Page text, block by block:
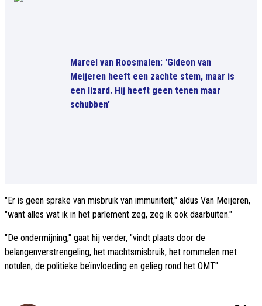
Marcel van Roosmalen: 'Gideon van
Meijeren heeft een zachte stem, maar is
een lizard. Hij heeft geen tenen maar
schubben'
"Er is geen sprake van misbruik van immuniteit," aldus Van Meijeren,
"want alles wat ik in het parlement zeg, zeg ik ook daarbuiten."
"De ondermijning," gaat hij verder, "vindt plaats door de
belangenverstrengeling, het machtsmisbruik, het rommelen met
notulen, de politieke beïnvloeding en gelieg rond het OMT."